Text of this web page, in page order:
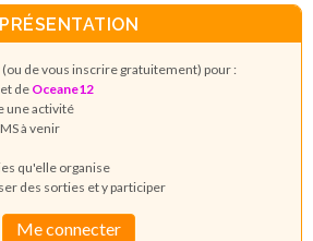
PRÉSENTATION
de vous inscrire gratuitement) pour :
deOceane12
une activité
à venir
qu'elle organise
des sorties et y participer
Me connecter